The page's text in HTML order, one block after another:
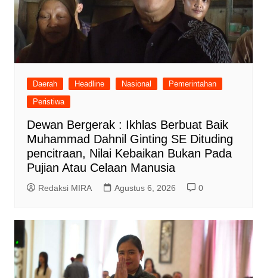
Daerah Headline Nasional
Pemerintahan
Peristiwa
Dewan Bergerak : Ikhlas Berbuat Baik
Muhammad Dahnil Ginting SE Dituding
pencitraan, Nilai Kebaikan Bukan Pada
Pujian Atau Celaan Manusia
Redaksi MIRA Agustus 6, 2026 0